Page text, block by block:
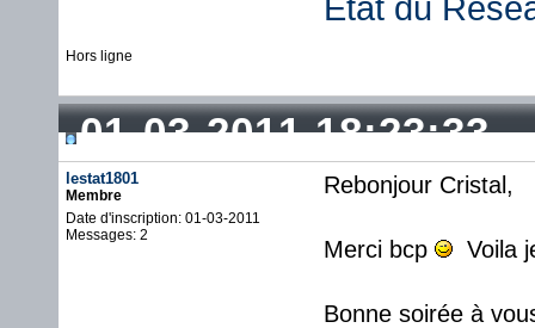
Hors ligne
01-03-2011 18:23:33
lestat1801
Membre
Date d'inscription: 01-03-2011
Messages: 2
Rebonjour Cristal,
Merci bcp Voila
Bonne soirée à